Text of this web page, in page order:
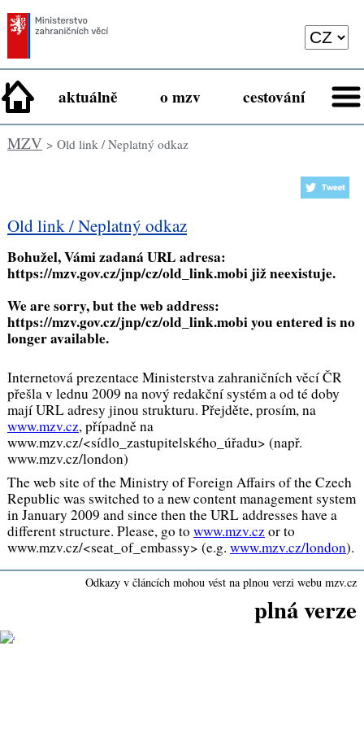
aktuálně o mzv cestování
MZV> Old link / Neplatný odkaz
Old link / Neplatný odkaz
Bohužel, Vámi zadaná URL adresa:
https://mzv.gov.cz/jnp/cz/old_link.mobijiž neexistuje.
We are sorry, but the web address:
https://mzv.gov.cz/jnp/cz/old_link.mobiyou entered is no
longer available.
Internetová prezentace Ministerstva zahraničních věcí ČR
přešla v lednu 2009 na nový redakční systém a od té doby
mají URL adresy jinou strukturu. Přejděte, prosím, na
www.mzv.cz, případně na
www.mzv.cz/<sídlo_zastupitelského_úřadu> (např.
www.mzv.cz/london)
The web site of the Ministry of Foreign Affairs of the Czech
Republic was switched to a new content management system
in January 2009 and since then the URL addresses have a
different structure. Please, go to www.mzv.czor to
www.mzv.cz/<seat_of_embassy> (e.g. www.mzv.cz/london).
Odkazy v článcích mohou vést na plnou verzi webu mzv.cz
plná verze